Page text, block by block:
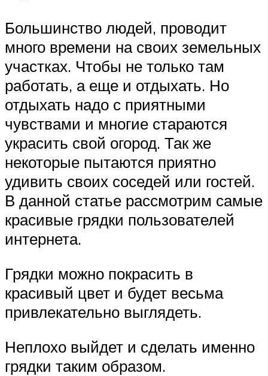
Большинство людей, проводит
много времени на своих земельных
участках. Чтобы не только там
работать, а еще и отдыхать. Но
отдыхать надо с приятными
чувствами и многие стараются
украсить свой огород. Так же
некоторые пытаются приятно
удивить своих соседей или гостей.
В данной статье рассмотрим самые
красивые грядки пользователей
интернета.
Грядки можно покрасить в
красивый цвет и будет весьма
привлекательно выглядеть.
Неплохо выйдет и сделать именно
грядки таким образом.